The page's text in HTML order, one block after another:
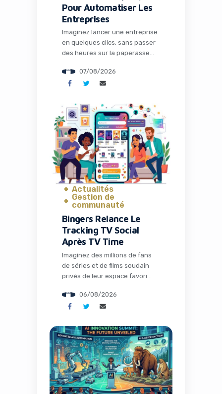
Pour Automatiser Les
Entreprises
Imaginez lancer une entreprise
en quelques clics, sans passer
des heures sur la paperasse
des outils ou la recherche de
solutions techniques. C’est
Naïve, une startup qui vient de
lever 28,5 millions de dollars
pour transformer radicalement
la façon dont les entrepreneurs
et les développeurs lancent et
gèrent […]
07/08/2026
Actualités
Gestion de
communauté
Bingers Relance Le
Tracking TV Social
Après TV Time
Imaginez des millions de fans
de séries et de films soudain
privés de leur espace favori
partager memes et suivre leurs
visionnages en communauté.
passé avec la fermeture de TV
Time, une application culte qui
avait conquis plus de 26
millions d’installations. Mais
l’histoire ne s’arrête pas […]
06/08/2026